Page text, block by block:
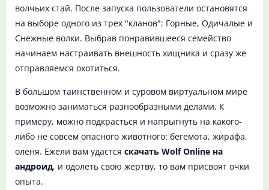
волчьих стай. После запуска пользователи остановятся
на выборе одного из трех "кланов": Горные, Одичалые и
Снежные волки. Выбрав понравившееся семейство
начинаем настраивать внешность хищника и сразу же
отправляемся охотиться.
В большом таинственном и суровом виртуальном мире
возможно заниматься разнообразными делами. К
примеру, можно подкрасться и напрыгнуть на какого-
либо не совсем опасного животного: бегемота, жирафа,
оленя. Ежели вам удастся скачать Wolf Online на
андроид, и одолеть свою жертву, то вам присвоят очки
опыта.